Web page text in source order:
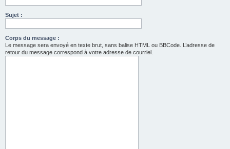
Sujet :
Corps du message :
Le message sera envoyé en texte brut, sans balise HTML ou BBCode. L’adresse de
retour du message correspond à votre adresse de courriel.